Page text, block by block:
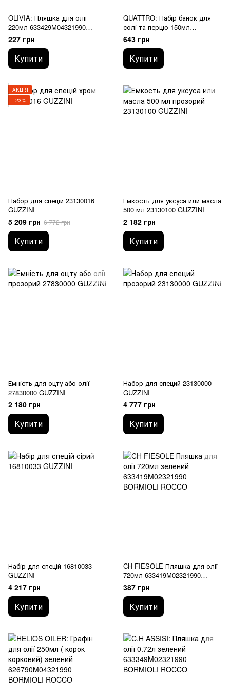
OLIVIA: Пляшка для олії
220мл 633429M04321990
BORMIOLI ROCCO
227 грн
Купити
QUATTRO: Набір банок для
солі та перцю 150мл
357760CBD021990 BORMIOLI
ROCCO
643 грн
Купити
АКЦІЯ
−23%
Набор для спецій 23130016
GUZZINI
5 209 грн 6 772 грн
Купити
Емкость для уксуса или масла
500 мл 23130100 GUZZINI
2 182 грн
Купити
Емність для оцту або олії
27830000 GUZZINI
2 180 грн
Купити
Набор для специй 23130000
GUZZINI
4 777 грн
Купити
Набір для спецій 16810033
GUZZINI
4 217 грн
Купити
CH FIESOLE Пляшка для олії
720мл 633419M02321990
BORMIOLI ROCCO
387 грн
Купити